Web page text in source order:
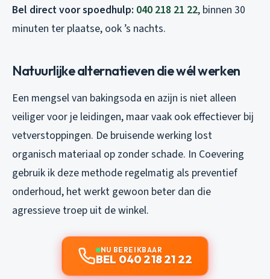
Bel direct voor spoedhulp: 040 218 21 22, binnen 30
minuten ter plaatse, ook ’s nachts.
Natuurlijke alternatieven die wél werken
Een mengsel van bakingsoda en azijn is niet alleen
veiliger voor je leidingen, maar vaak ook effectiever bij
vetverstoppingen. De bruisende werking lost
organisch materiaal op zonder schade. In Coevering
gebruik ik deze methode regelmatig als preventief
onderhoud, het werkt gewoon beter dan die
agressieve troep uit de winkel.
NU BEREIKBAAR
BEL 040 218 21 22